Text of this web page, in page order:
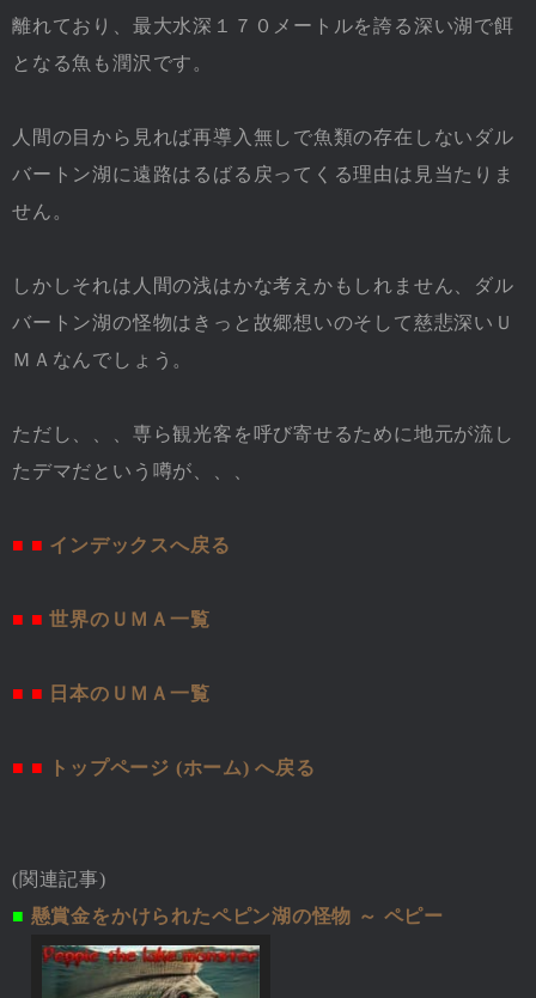
離れており、最大水深１７０メートルを誇る深い湖で餌
となる魚も潤沢です。
人間の目から見れば再導入無しで魚類の存在しないダル
バートン湖に遠路はるばる戻ってくる理由は見当たりま
せん。
しかしそれは人間の浅はかな考えかもしれません、ダル
バートン湖の怪物はきっと故郷想いのそして慈悲深いＵ
ＭＡなんでしょう。
ただし、、、専ら観光客を呼び寄せるために地元が流し
たデマだという噂が、、、
■ ■ インデックスへ戻る
■ ■ 世界のＵＭＡ一覧
■ ■ 日本のＵＭＡ一覧
■ ■ トップページ (ホーム) へ戻る
(関連記事)
■ 懸賞金をかけられたペピン湖の怪物 ～ ペピー